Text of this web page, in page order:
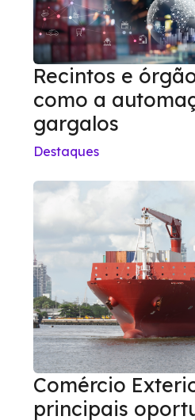
Recintos e
como a
gargalos
Destaques
Comércio
principais